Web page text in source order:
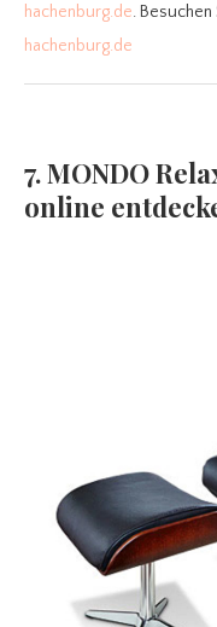
hachenburg.de.
hachenburg.de
7. MONDO
online